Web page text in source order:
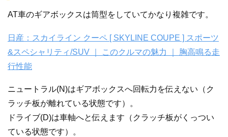
AT車のギアボックスは筒型をしていてかなり複雑です。
日産：スカイライン クーペ [ SKYLINE COUPE ] スポーツ
&スペシャリティ/SUV ｜ このクルマの魅力 ｜ 胸高鳴る走
行性能
ニュートラル(N)はギアボックスへ回転力を伝えない（ク
ラッチ板が離れている状態です）。
ドライブ(D)は車軸へと伝えます（クラッチ板がくっつい
ている状態です）。